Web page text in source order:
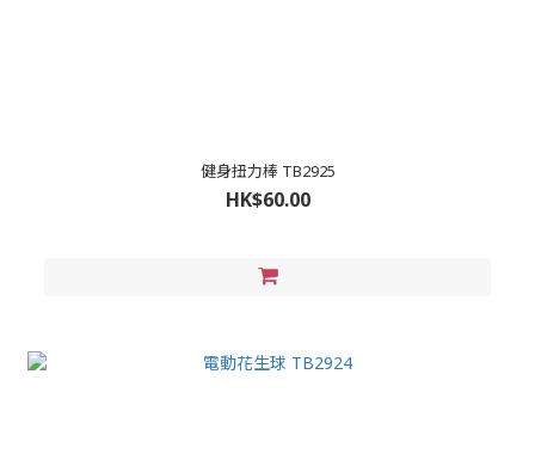
健身扭力棒 TB2925
HK$60.00